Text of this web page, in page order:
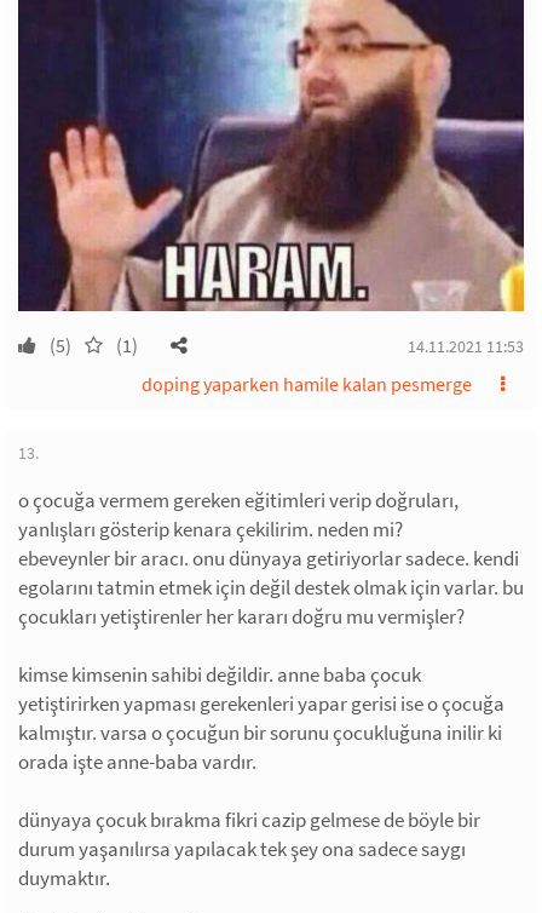
(5) (1) 14.11.2021 11:53
doping yaparken hamile kalan pesmerge
13.
o çocuğa vermem gereken eğitimleri verip doğruları,
yanlışları gösterip kenara çekilirim. neden mi?
ebeveynler bir aracı. onu dünyaya getiriyorlar sadece. kendi
egolarını tatmin etmek için değil destek olmak için varlar. bu
çocukları yetiştirenler her kararı doğru mu vermişler?
kimse kimsenin sahibi değildir. anne baba çocuk
yetiştirirken yapması gerekenleri yapar gerisi ise o çocuğa
kalmıştır. varsa o çocuğun bir sorunu çocukluğuna inilir ki
orada işte anne-baba vardır.
dünyaya çocuk bırakma fikri cazip gelmese de böyle bir
durum yaşanılırsa yapılacak tek şey ona sadece saygı
duymaktır.